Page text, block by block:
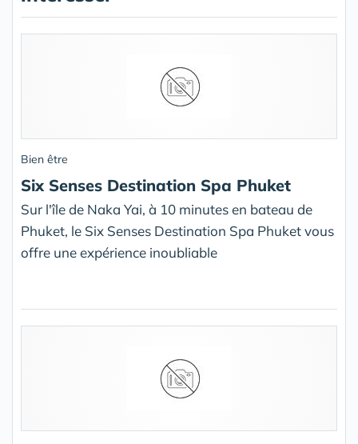
Bien être
Six Senses Destination Spa Phuket
Sur l'île de Naka Yai, à 10 minutes en bateau de
Phuket, le Six Senses Destination Spa Phuket vous
offre une expérience inoubliable